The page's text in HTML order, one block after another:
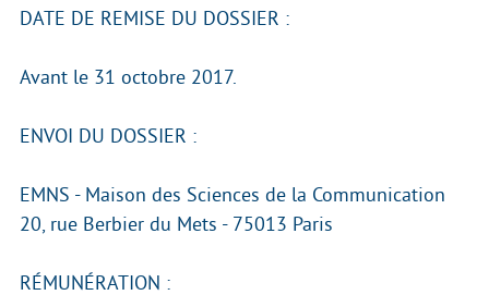
DATE DE REMISE DU DOSSIER :
Avant le 31 octobre 2017.
ENVOI DU DOSSIER :
EMNS - Maison des Sciences de la Communication
20, rue Berbier du Mets - 75013 Paris
RÉMUNÉRATION :